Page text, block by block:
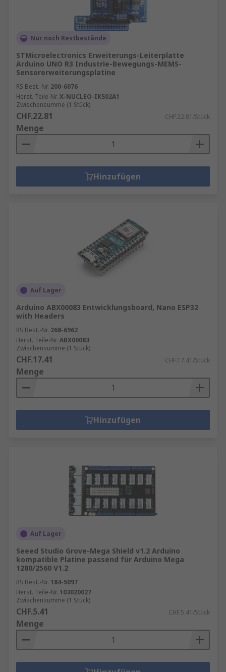
Nur noch Restbestände
STMicroelectronics Erweiterungs-Leiterplatte
Arduino UNO R3 Industrie-Bewegungs-MEMS-
Sensorerweiterungsplatine
RS Best.-Nr. 200-6076
Herst. Teile-Nr. X-NUCLEO-IKS02A1
Zwischensumme (1 Stück)
CHF.22.81 CHF.22.81/Stück
Menge
Hinzufügen
Auf Lager
Arduino ABX00083 Entwicklungsboard, Nano ESP32
with Headers
RS Best.-Nr. 268-6962
Herst. Teile-Nr. ABX00083
Zwischensumme (1 Stück)
CHF.17.41 CHF.17.41/Stück
Menge
Hinzufügen
Auf Lager
Seeed Studio Grove-Mega Shield v1.2 Arduino
kompatible Platine passend für Arduino Mega
1280/2560 V1.2
RS Best.-Nr. 184-5097
Herst. Teile-Nr. 103020027
Zwischensumme (1 Stück)
CHF.5.41 CHF.5.41/Stück
Menge